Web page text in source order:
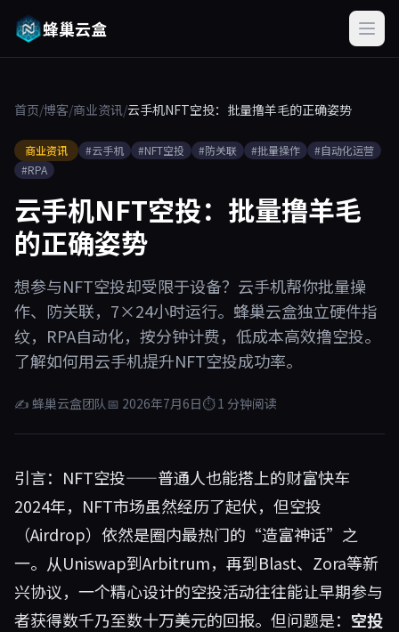
蜂巢云盒
首页/博客/商业资讯/云手机NFT空投：批量撸羊毛的正确姿势
商业资讯 #云手机 #NFT空投 #防关联 #批量操作
#自动化运营
#RPA
云手机NFT空投：批量撸羊毛
的正确姿势
想参与NFT空投却受限于设备？云手机帮你批量操
作、防关联，7×24小时运行。蜂巢云盒独立硬件指
纹，RPA自动化，按分钟计费，低成本高效撸空投。
了解如何用云手机提升NFT空投成功率。
✍ 蜂巢云盒团队📅 2026年7月6日⏱ 1 分钟阅读
引言：NFT空投——普通人也能搭上的财富快车
2024年，NFT市场虽然经历了起伏，但空投
（Airdrop）依然是圈内最热门的“造富神话”之
一。从Uniswap到Arbitrum，再到Blast、Zora等新
兴协议，一个精心设计的空投活动往往能让早期参与
者获得数千乃至数十万美元的回报。但问题是： 空投